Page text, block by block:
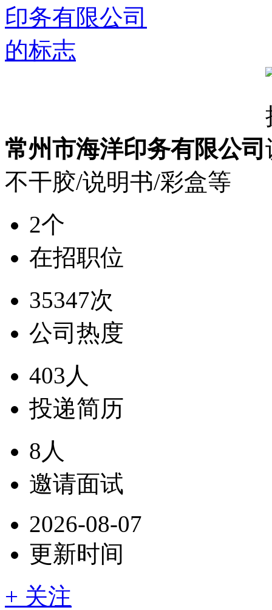
常州市海洋印务有限公司
不干胶/说明书/彩盒等
2个
在招职位
35347次
公司热度
403人
投递简历
8人
邀请面试
2026-08-07
更新时间
+ 关注